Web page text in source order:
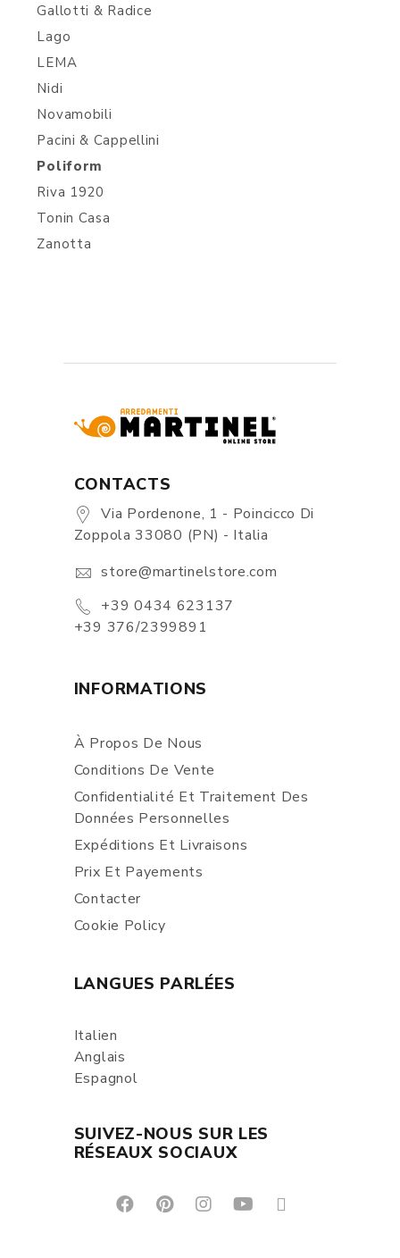
Gallotti & Radice
Lago
LEMA
Nidi
Novamobili
Pacini & Cappellini
Poliform
Riva 1920
Tonin Casa
Zanotta
CONTACTS
Via Pordenone, 1 - Poincicco Di
Zoppola 33080 (PN) - Italia
store@martinelstore.com
+39 0434 623137
+39 376/2399891
INFORMATIONS
À Propos De Nous
Conditions De Vente
Confidentialité Et Traitement Des
Données Personnelles
Expéditions Et Livraisons
Prix Et Payements
Contacter
Cookie Policy
LANGUES PARLÉES
Italien
Anglais
Espagnol
SUIVEZ-NOUS SUR LES
RÉSEAUX SOCIAUX